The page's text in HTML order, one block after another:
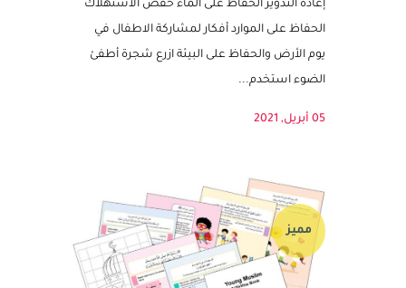
ان افعل في يوم الأرض - ما يمكن عمله للحفاظ
على البيئة الحفاظ على الطاقة العناية بالطبيعة
إعادة التدوير الحفاظ على الماء خفض الاستهلاك
الحفاظ على الموارد أفكار لمشاركة الاطفال في
يوم الأرض والحفاظ على البيئة ازرع شجرة أطفئ
مميز